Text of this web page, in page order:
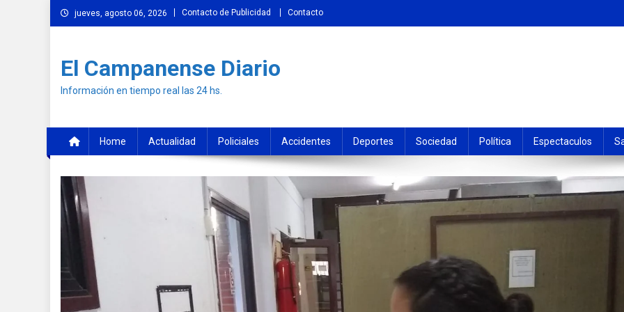
Skip
to
jueves, agosto 06, 2026 Contacto de Publicidad Contacto
El Campanense Diario
Información en tiempo real las 24 hs.
Home Actualidad Policiales Accidentes Deportes Sociedad Política Espectaculos